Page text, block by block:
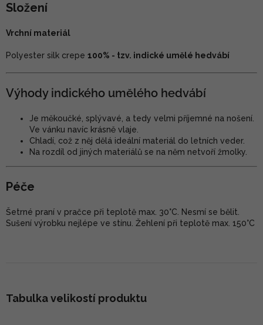
Složení
Vrchní materiál
Polyester silk crepe 100% - tzv. indické umělé hedvábí
Výhody indického umělého hedvábí
Je měkoučké, splývavé, a tedy velmi příjemné na nošení.
Ve vánku navíc krásně vlaje.
Chladí, což z něj dělá ideální materiál do letních veder.
Na rozdíl od jiných materiálů se na něm netvoří žmolky.
Péče
Šetrné praní v pračce při teplotě max. 30°C. Nesmí se bělit.
Sušení výrobku nejlépe ve stínu. Žehlení při teplotě max. 150°C
Tabulka velikostí produktu